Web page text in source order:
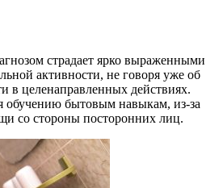
страдает ярко выраженными
активности, не говоря уже об
в целенаправленных действиях.
обучению бытовым навыкам, из-за
со стороны посторонних лиц.